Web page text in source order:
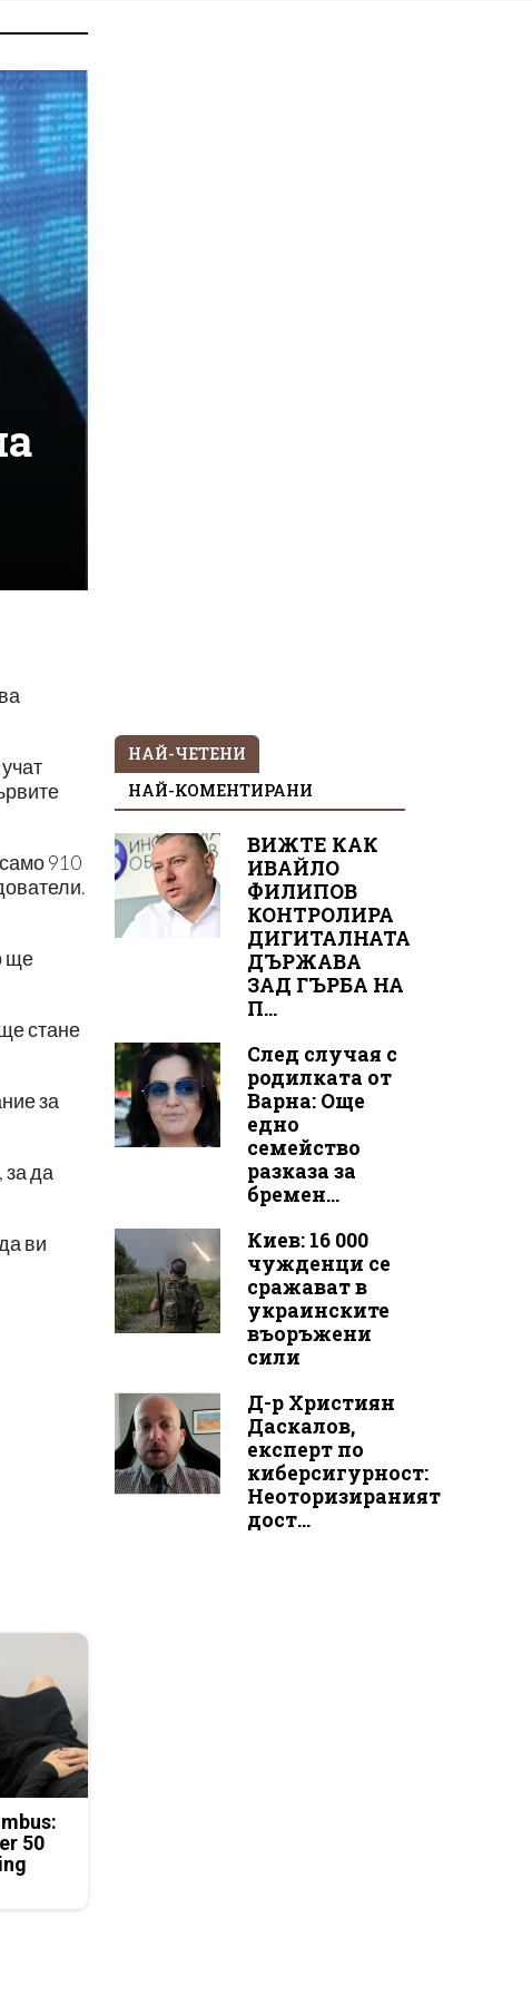
910
ще
стане
за
за да
ви
50
НАЙ-ЧЕТЕНИ
НАЙ-КОМЕНТИРАНИ
ВИЖТЕ КАК
ИВАЙЛО
ФИЛИПОВ
КОНТРОЛИРА
ДИГИТАЛНАТА
ДЪРЖАВА
ЗАД ГЪРБА НА
П...
След случая с
родилката от
Варна: Още
едно
семейство
разказа за
бремен...
Киев: 16 000
чужденци се
сражават в
украинските
въоръжени
сили
Д-р Християн
Даскалов,
експерт по
киберсигурност:
Неоторизираният
дост...